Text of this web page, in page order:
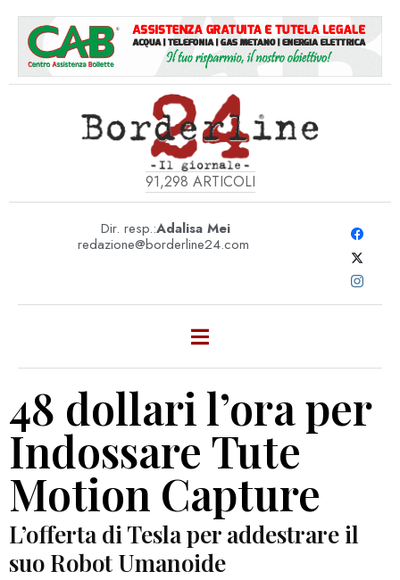
91,298 ARTICOLI
Dir. resp.:Adalisa Mei
redazione@borderline24.com
48 dollari l’ora per
Indossare Tute
Motion Capture
L’offerta di Tesla per addestrare il
suo Robot Umanoide